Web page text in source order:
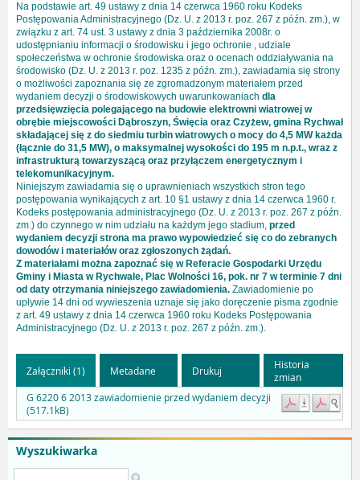
Wyszukiwarka
Na podstawie art. 49 ustawy z dnia 14 czerwca 1960 roku Kodeks
Postępowania Administracyjnego (Dz. U. z 2013 r. poz. 267 z późn. zm.), w
związku z art. 74 ust. 3 ustawy z dnia 3 października 2008r. o
udostępnianiu informacji o środowisku i jego ochronie , udziale
społeczeństwa w ochronie środowiska oraz o ocenach oddziaływania na
środowisko (Dz. U. z 2013 r. poz. 1235 z późn. zm.), zawiadamia się strony
o możliwości zapoznania się ze zgromadzonym materiałem przed
wydaniem decyzji o środowiskowych uwarunkowaniach dla
przedsięwzięcia polegającego na budowie elektrowni wiatrowej w
obrębie miejscowości Dąbroszyn, Święcia oraz Czyżew, gmina Rychwał
składającej się z do siedmiu turbin wiatrowych o mocy do 4,5 MW każda
(łącznie do 31,5 MW), o maksymalnej wysokości do 195 m n.p.t., wraz z
infrastrukturą towarzyszącą oraz przyłączem energetycznym i
telekomunikacyjnym.
Niniejszym zawiadamia się o uprawnieniach wszystkich stron tego
postępowania wynikających z art. 10 §1 ustawy z dnia 14 czerwca 1960 r.
Kodeks postępowania administracyjnego (Dz. U. z 2013 r. poz. 267 z późn.
zm.) do czynnego w nim udziału na każdym jego stadium, przed
wydaniem decyzji strona ma prawo wypowiedzieć się co do zebranych
dowodów i materiałów oraz zgłoszonych żądań.
Z materiałami można zapoznać się w Referacie Gospodarki Urzędu
Gminy i Miasta w Rychwale, Plac Wolności 16, pok. nr 7 w terminie 7 dni
od daty otrzymania niniejszego zawiadomienia. Zawiadomienie po
upływie 14 dni od wywieszenia uznaje się jako doręczenie pisma zgodnie
z art. 49 ustawy z dnia 14 czerwca 1960 roku Kodeks Postępowania
Administracyjnego (Dz. U. z 2013 r. poz. 267 z późn. zm.).
Załączniki (1) Metadane Drukuj
Historia
zmian
G 6220 6 2013 zawiadomienie przed wydaniem decyzji
(517.1kB)